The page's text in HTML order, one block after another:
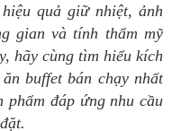
quả giữ nhiệt, ảnh
gian và tính thẩm mỹ
hãy cùng tìm hiểu kích
buffet bán chạy nhất
phẩm đáp ứng nhu cầu